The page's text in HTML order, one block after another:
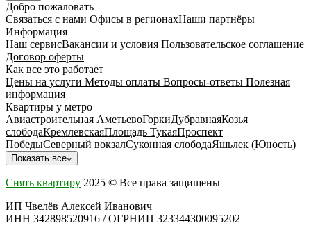
Добро пожаловать
Связаться с нами Офисы в регионахНаши партнёры
Информация
Наш сервисВакансии и условия Пользовательское соглашение
Договор оферты
Как все это работает
Цены на услуги Методы оплаты Вопросы-ответы Полезная
информация
Квартиры у метро
Авиастроительная АметьевоГоркиДубравнаяКозья
слободаКремлевскаяПлощадь ТукаяПроспект
ПобедыСеверный вокзалСуконная слободаЯшьлек (Юность)
Показать все
Снять квартиру 2025 © Все права защищены
ИП Чвелёв Алексей Иванович
ИНН 342898520916 / ОГРНИП 323344300095202